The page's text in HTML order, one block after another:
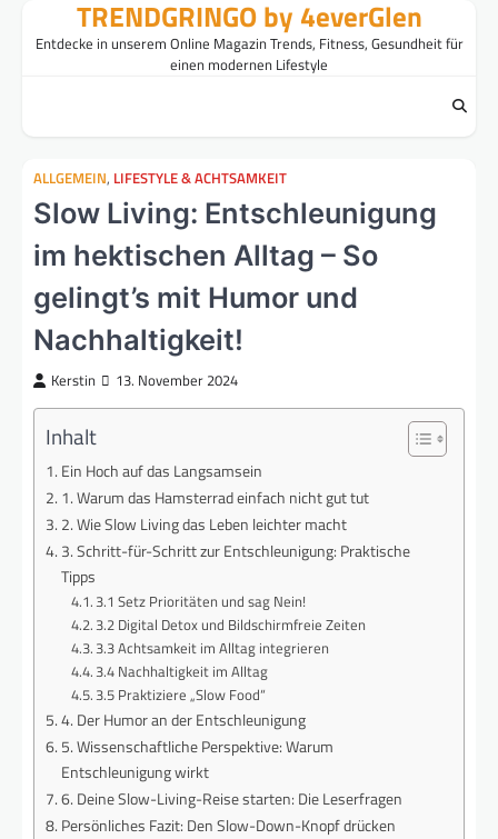
TRENDGRINGO by 4everGlen
Entdecke in unserem Online Magazin Trends, Fitness, Gesundheit für
einen modernen Lifestyle
ALLGEMEIN, LIFESTYLE & ACHTSAMKEIT
Slow Living: Entschleunigung
im hektischen Alltag – So
gelingt’s mit Humor und
Nachhaltigkeit!
Kerstin 13. November 2024
Inhalt
Ein Hoch auf das Langsamsein
1. Warum das Hamsterrad einfach nicht gut tut
2. Wie Slow Living das Leben leichter macht
3. Schritt-für-Schritt zur Entschleunigung: Praktische
Tipps
3.1 Setz Prioritäten und sag Nein!
3.2 Digital Detox und Bildschirmfreie Zeiten
3.3 Achtsamkeit im Alltag integrieren
3.4 Nachhaltigkeit im Alltag
3.5 Praktiziere „Slow Food“
4. Der Humor an der Entschleunigung
5. Wissenschaftliche Perspektive: Warum
Entschleunigung wirkt
6. Deine Slow-Living-Reise starten: Die Leserfragen
Persönliches Fazit: Den Slow-Down-Knopf drücken